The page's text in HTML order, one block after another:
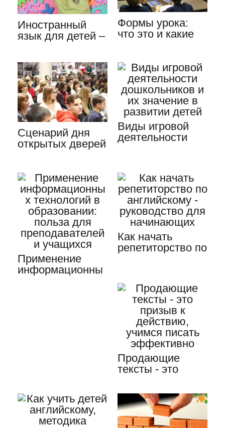
Иностранный
язык для детей –
Формы урока:
что это и какие
Сценарий дня
открытых дверей
Виды игровой
деятельности
Применение
информационны
Как начать
репетиторство по
Продающие
тексты - это
действию,
учимся…